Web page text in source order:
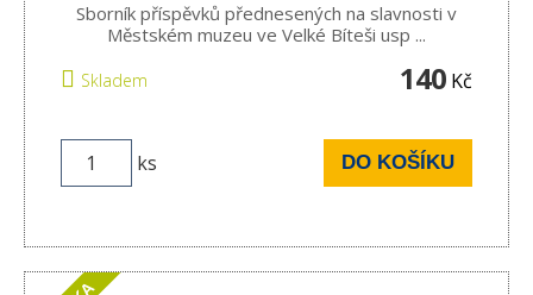
Sborník příspěvků přednesených na slavnosti v
Městském muzeu ve Velké Bíteši usp ...
Skladem 140 Kč
ks DO KOŠÍKU